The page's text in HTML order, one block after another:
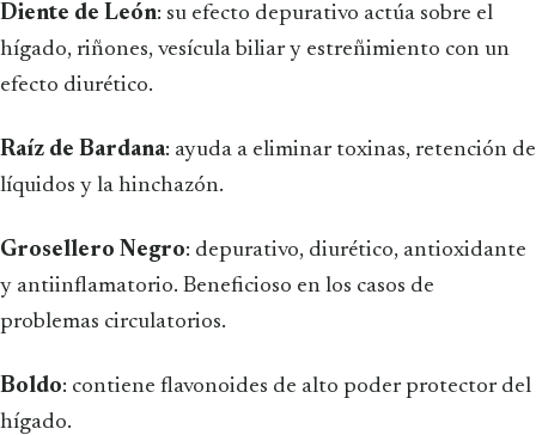
Diente de León: su efecto depurativo actúa sobre el
hígado, riñones, vesícula biliar y estreñimiento con un
efecto diurético.
Raíz de Bardana: ayuda a eliminar toxinas, retención de
líquidos y la hinchazón.
Grosellero Negro: depurativo, diurético, antioxidante
y antiinflamatorio. Beneficioso en los casos de
problemas circulatorios.
Boldo: contiene flavonoides de alto poder protector del
hígado.